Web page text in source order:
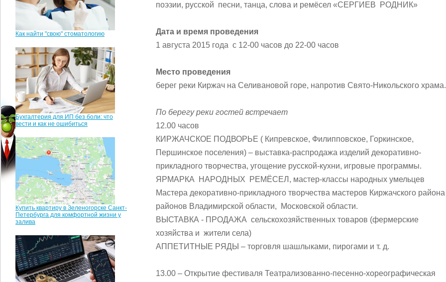
Как найти "свою" стоматологию
Бухгалтерия для ИП без боли: что
вести и как не ошибиться
Купить квартиру в Зеленогорске Санкт-
Петербурга для комфортной жизни у
залива
поэзии, русской песни, танца, слова и ремёсел «СЕРГИЕВ РОДНИК»
Дата и время проведения
1 августа 2015 года с 12-00 часов до 22-00 часов
Место проведения
берег реки Киржач на Селивановой горе, напротив Свято-Никольского храма.
По берегу реки гостей встречает
12.00 часов
КИРЖАЧСКОЕ ПОДВОРЬЕ ( Кипревское, Филипповское, Горкинское,
Першинское поселения) – выставка-распродажа изделий декоративно-
прикладного творчества, угощение русской-кухни, игровые программы.
ЯРМАРКА НАРОДНЫХ РЕМЁСЕЛ, мастер-классы народных умельцев
Мастера декоративно-прикладного творчества мастеров Киржачского района
районов Владимирской области, Московской области.
ВЫСТАВКА - ПРОДАЖА сельскохозяйственных товаров (фермерские
хозяйства и жители села)
АППЕТИТНЫЕ РЯДЫ – торговля шашлыками, пирогами и т. д.
13.00 – Открытие фестиваля Театрализованно-песенно-хореографическая